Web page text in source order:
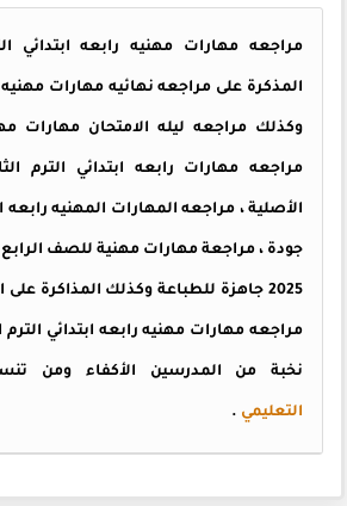
مراجعه مهارات مهنيه رابعه ابتدائي
وكذلك مراجعه ليله الامتحان مهارات
مراجعه مهارات رابعه ابتدائي الترم
الأصلية ، مراجعه المهارات المهنيه رابعه
جودة ، مراجعة مهارات مهنية للصف الرابع
2025 جاهزة للطباعة وكذلك المذاكرة على
نخبة من المدرسين الأكفاء ومن
التعليمي.